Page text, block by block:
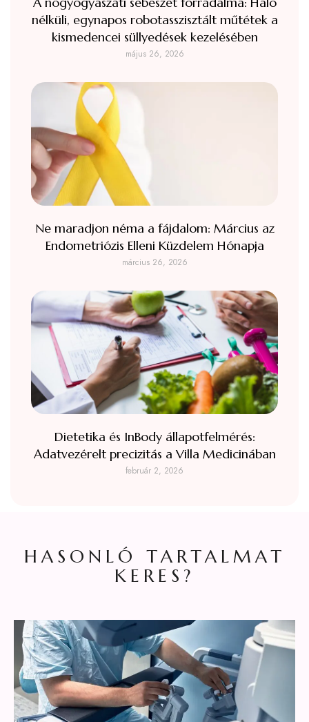
nélküli, egynapos robotasszisztált műtétek a
kismedencei süllyedések kezelésében
május 26, 2026
Ne maradjon néma a fájdalom: Március az
Endometriózis Elleni Küzdelem Hónapja
március 26, 2026
Dietetika és InBody állapotfelmérés:
Adatvezérelt precizitás a Villa Medicinában
február 2, 2026
HASONLÓ TARTALMAT
KERES?